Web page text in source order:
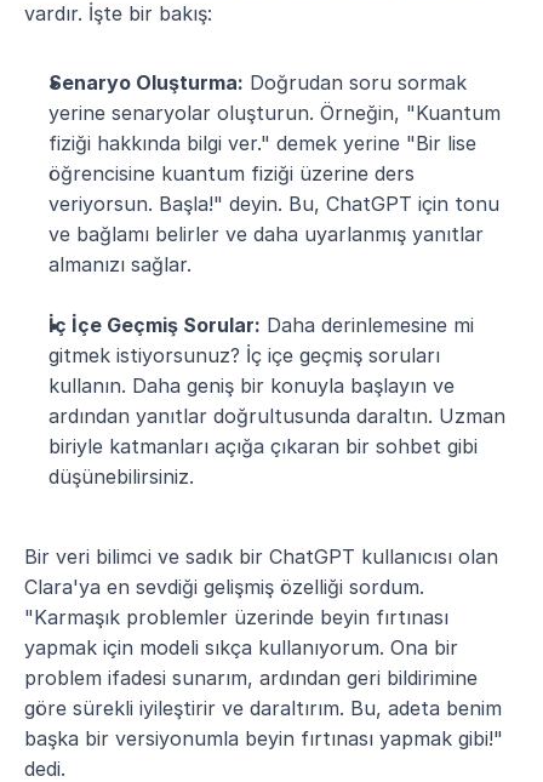
vardır. İşte bir bakış:
Senaryo Oluşturma: Doğrudan soru sormak
yerine senaryolar oluşturun. Örneğin, "Kuantum
fiziği hakkında bilgi ver." demek yerine "Bir lise
öğrencisine kuantum fiziği üzerine ders
veriyorsun. Başla!" deyin. Bu, ChatGPT için tonu
ve bağlamı belirler ve daha uyarlanmış yanıtlar
almanızı sağlar.
İç İçe Geçmiş Sorular: Daha derinlemesine mi
gitmek istiyorsunuz? İç içe geçmiş soruları
kullanın. Daha geniş bir konuyla başlayın ve
ardından yanıtlar doğrultusunda daraltın. Uzman
biriyle katmanları açığa çıkaran bir sohbet gibi
düşünebilirsiniz.
Bir veri bilimci ve sadık bir ChatGPT kullanıcısı olan
Clara'ya en sevdiği gelişmiş özelliği sordum.
"Karmaşık problemler üzerinde beyin fırtınası
yapmak için modeli sıkça kullanıyorum. Ona bir
problem ifadesi sunarım, ardından geri bildirimine
göre sürekli iyileştirir ve daraltırım. Bu, adeta benim
başka bir versiyonumla beyin fırtınası yapmak gibi!"
dedi.